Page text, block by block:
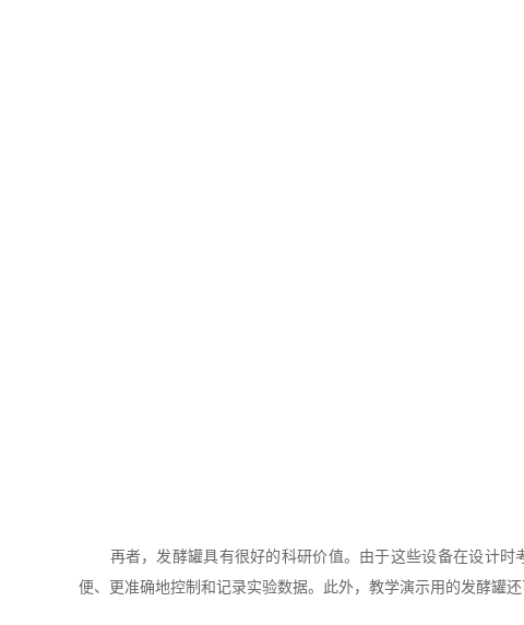
再者，发酵罐具有很好的科研价值。由于这些设备在设计时
便、更准确地控制和记录实验数据。此外，教学演示用的发酵罐